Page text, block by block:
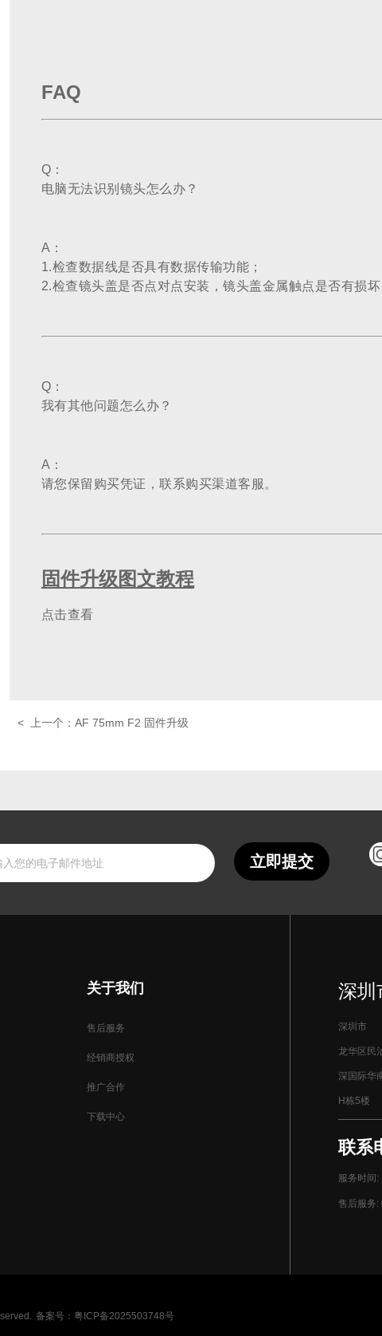
FAQ
Q：
电脑无法识别镜头怎么办？
A：
1.检查数据线是否具有数据传输功能；
2.检查镜头盖是否点对点安装，镜头盖金属触点是否有损
Q：
我有其他问题怎么办？
A：
请您保留购买凭证，联系购买渠道客服。
固件升级图文教程
点击查看
< 上一个：AF 75mm F2 固件升级
立即提交
关于我们
售后服务
经销商授权
推广合作
下载中心
深圳
深圳市
龙华区民
深国际华
H栋5楼
联系
服务时间
售后服务
备案号：粤ICP备2025503748号